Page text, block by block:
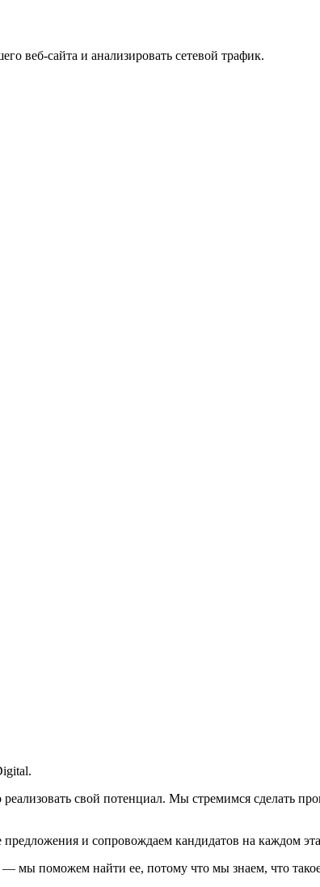
веб-сайта и анализировать сетевой трафик.
свой потенциал. Мы стремимся сделать
и сопровождаем кандидатов на каждом
мы поможем найти ее, потому что мы знаем, что